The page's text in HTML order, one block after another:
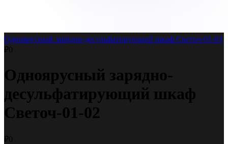
Одноярусный зарядно-десульфатирующий шкаф Светоч-01-03
₽0
Одноярусный зарядно-
десульфатирующий шкаф
Светоч-01-02
₽0